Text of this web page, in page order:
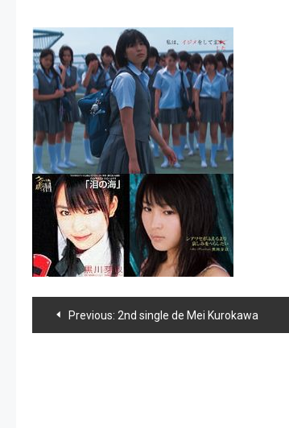
Navegación
Previous: 2nd single de Mei Kurokawa